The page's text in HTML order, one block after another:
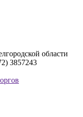
области
3857243